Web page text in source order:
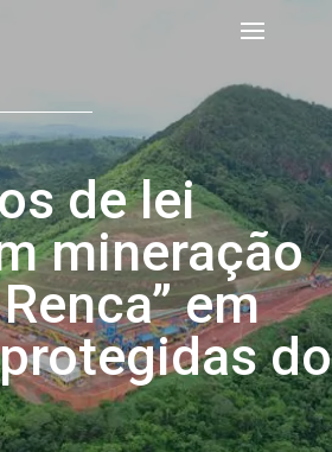
de lei
mineração
em
do